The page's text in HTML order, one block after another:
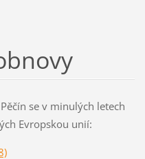
se v minulých letech
Evropskou unií: